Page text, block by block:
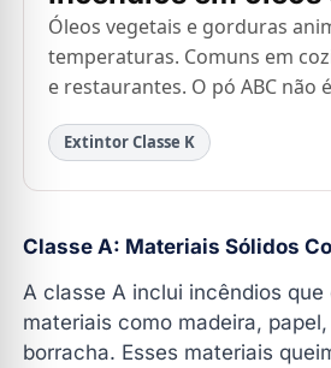
Óleos vegetais e gorduras
temperaturas. Comuns em
e restaurantes. O pó ABC não
Extintor Classe K
Classe A: Materiais Sólidos
A classe A inclui incêndios que
materiais como madeira,
borracha. Esses materiais